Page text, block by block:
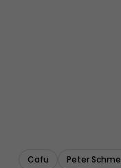
Cafu Peter